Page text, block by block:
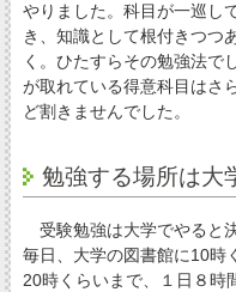
やりました。科目が一巡し
き、知識として根付きつつ
く。ひたすらその勉強法で
が取れている得意科目はさ
ど割きませんでした。
勉強する場所は大
受験勉強は大学でやると
毎日、大学の図書館に10時
20時くらいまで、１日８時